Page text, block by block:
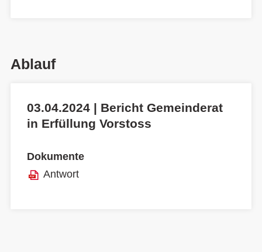
Ablauf
03.04.2024 | Bericht Gemeinderat
in Erfüllung Vorstoss
Dokumente
Antwort